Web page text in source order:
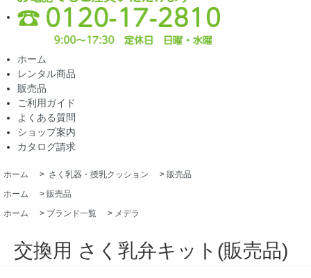
ホーム
レンタル商品
販売品
ご利用ガイド
よくある質問
ショップ案内
カタログ請求
ホーム > さく乳器・授乳クッション > 販売品
ホーム
> 販売品
ホーム
> ブランド一覧 > メデラ
交換用 さく乳弁キット(販売品)